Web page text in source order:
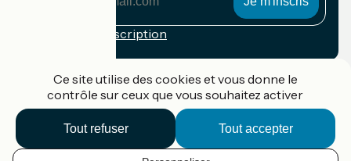
Conditions d'inscription
Accueil Vélo Pro
Contact
Ce site utilise des cookies et vous donne le
contrôle sur ceux que vous souhaitez activer
Tout accepter
Tout refuser